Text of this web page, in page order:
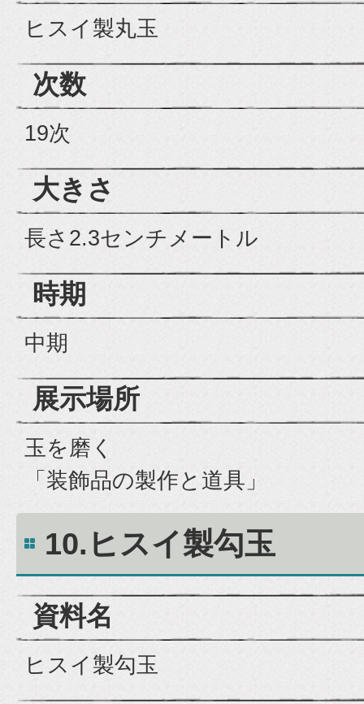
ヒスイ製丸玉
次数
19次
大きさ
長さ2.3センチメートル
時期
中期
展示場所
玉を磨く
「装飾品の製作と道具」
10.ヒスイ製勾玉
資料名
ヒスイ製勾玉